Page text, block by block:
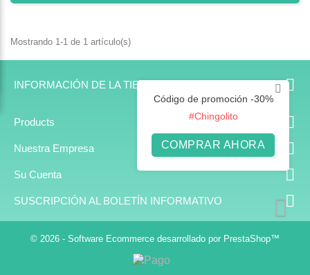
Mostrando 1-1 de 1 artículo(s)
Código de promoción -30%
#Chingolito
COMPRAR AHORA
INFORMACIÓN DE LA TIENDA 
Products 
Nuestra Empresa 
Su Cuenta 
SUSCRIPCIÓN AL BOLETÍN INFORMATIVO 
© 2026 - Software Ecommerce desarrollado por PrestaShop™